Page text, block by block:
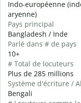
Indo-européenne
aryenne)
Pays principal
Bangladesh / Inde
Parlé dans # de pays
10+
# Total de locuteurs
Plus de 285 millions
Système d'écriture /
Bengali